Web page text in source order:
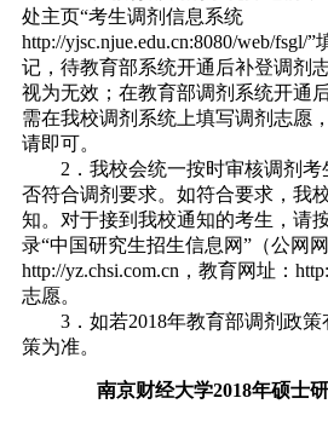
处主页“考生调剂信息系统
http://yjsc.njue.edu.cn:8080/web/fsgl/
记，待教育部系统开通后补登调剂
视为无效；在教育部调剂系统开通
需在我校调剂系统上填写调剂志愿
请即可。
2．我校会统一按时审核调剂考
否符合调剂要求。如符合要求，我
知。对于接到我校通知的考生，请
录“中国研究生招生信息网”（公网网
http://yz.chsi.com.cn，教育网址：
志愿。
3．如若2018年教育部调剂政策
策为准。
南京财经大学2018年硕士研